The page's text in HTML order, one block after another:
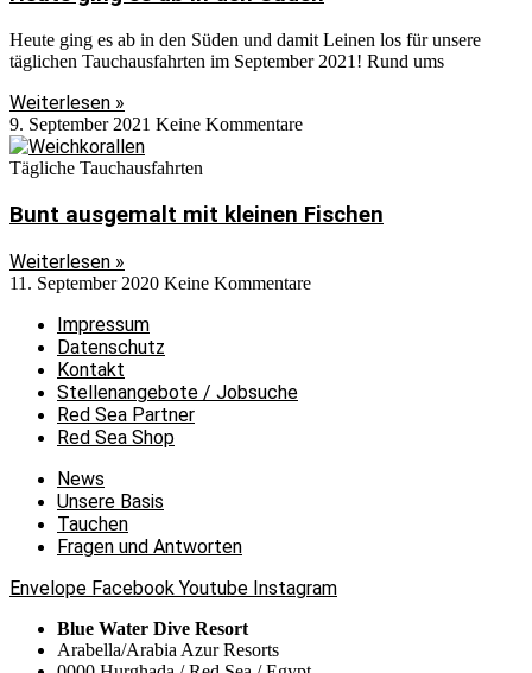
Heute ging es ab in den Süden und damit Leinen los für unsere
täglichen Tauchausfahrten im September 2021! Rund ums
Weiterlesen »
9. September 2021 Keine Kommentare
Tägliche Tauchausfahrten
Bunt ausgemalt mit kleinen Fischen
Weiterlesen »
11. September 2020 Keine Kommentare
Impressum
Datenschutz
Kontakt
Stellenangebote / Jobsuche
Red Sea Partner
Red Sea Shop
News
Unsere Basis
Tauchen
Fragen und Antworten
Envelope Facebook Youtube Instagram
Blue Water Dive Resort
Arabella/Arabia Azur Resorts